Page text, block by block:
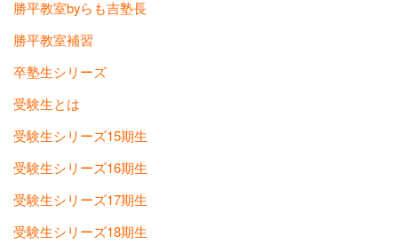
勝平教室byらも吉塾長
勝平教室補習
卒塾生シリーズ
受験生とは
受験生シリーズ15期生
受験生シリーズ16期生
受験生シリーズ17期生
受験生シリーズ18期生